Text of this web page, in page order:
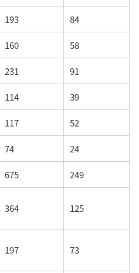
193 84
160 58
231 91
114 39
117 52
74 24
675 249
364 125
197 73